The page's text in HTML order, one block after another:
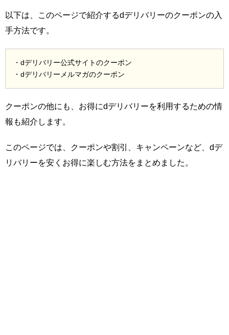
以下は、このページで紹介するdデリバリーのクーポンの入
手方法です。
・dデリバリー公式サイトのクーポン
・dデリバリーメルマガのクーポン
クーポンの他にも、お得にdデリバリーを利用するための情
報も紹介します。
このページでは、クーポンや割引、キャンペーンなど、dデ
リバリーを安くお得に楽しむ方法をまとめました。